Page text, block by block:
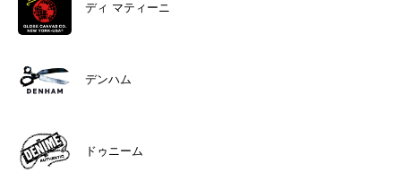
ディ マティーニ
デンハム
ドゥニーム